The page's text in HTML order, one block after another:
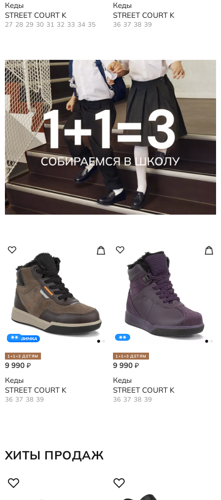
Кеды
STREET COURT K
27 28 29 30 31 32 33 34 35
Кеды
STREET COURT K
36 37 38 39
НОВИНКА
1+1=3 ДЕТЯМ
9 990 ₽
Кеды
STREET COURT K
36 37 38 39
1+1=3 ДЕТЯМ
9 990 ₽
Кеды
STREET COURT K
36 37 38 39
ХИТЫ ПРОДАЖ